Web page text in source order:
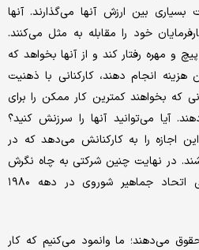
بسیاری بین ارزش آنها می‌‌گذارند. آنها
خود را مقابله به مثل می‌‌کنند.
و مهره رفتار کند و از آنها بخواهد که
هزینه انجام دهند، کارکنانی با ذهنیت
که بخواهند کمترین کار ممکن را برای
آیا می‌‌توانید آنها را سرزنش کنید؟
اجازه را به کارکنانش می‌‌دهد که در
در نهایت چنین شرکتی به چاه نگرش
روانی کارکنان شرکت‌های دولتی اتحاد جماهیر شوروی در دهه ۱۹۸۰
می‌‌دهند؛ ما وانمود می‌‌کنیم که کار